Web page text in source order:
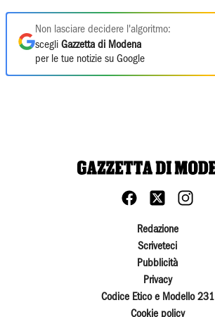
Non lasciare decidere l'algoritmo:
scegli Gazzetta di Modena
per le tue notizie su Google
Redazione
Scriveteci
Pubblicità
Privacy
Codice Etico e Modello 231
Cookie policy